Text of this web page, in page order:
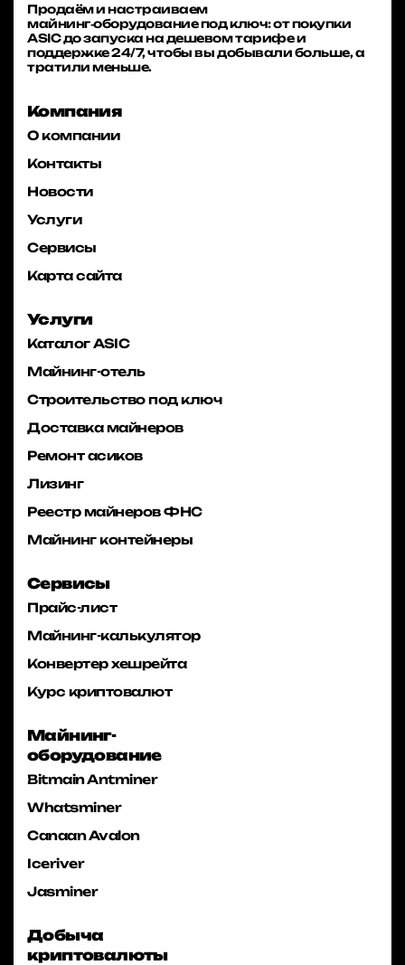
Продаём и настраиваем
майнинг‑оборудование под ключ: от покупки
ASIC до запуска на дешевом тарифе и
поддержке 24/7, чтобы вы добывали больше, а
тратили меньше.
Компания
О компании
Контакты
Новости
Услуги
Сервисы
Карта сайта
Услуги
Каталог ASIC
Майнинг-отель
Строительство под ключ
Доставка майнеров
Ремонт асиков
Лизинг
Реестр майнеров ФНС
Майнинг контейнеры
Сервисы
Прайс-лист
Майнинг-калькулятор
Конвертер хешрейта
Курс криптовалют
Майнинг-
оборудование
Bitmain Antminer
Whatsminer
Canaan Avalon
Iceriver
Jasminer
Добыча
криптовалюты